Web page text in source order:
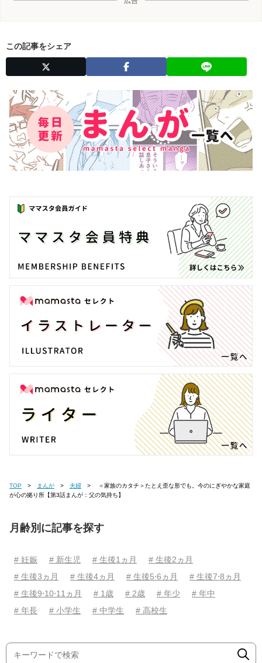
この記事をシェア
TOP まんが 夫婦
が心の拠り所【第3話まんが：父の気持ち】
月齢別に記事を探す
# 妊娠 # 新生児 # 生後1ヵ月
# 生後2ヵ月
# 生後3ヵ月
# 生後4ヵ月 # 生後5⋅6ヵ月
# 生後7⋅8ヵ月
# 生後9⋅10⋅11ヵ月
# 1歳 # 2歳 # 年少
# 年中
# 年長
# 小学生 # 中学生 # 高校生